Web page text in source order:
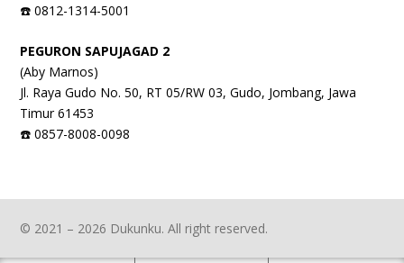
☎️ 0812-1314-5001
PEGURON SAPUJAGAD 2
(Aby Marnos)
Jl. Raya Gudo No. 50, RT 05/RW 03, Gudo, Jombang, Jawa
Timur 61453
☎️ 0857-8008-0098
© 2021 – 2026 Dukunku. All right reserved.